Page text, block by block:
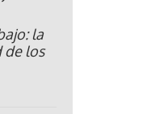
la
de los